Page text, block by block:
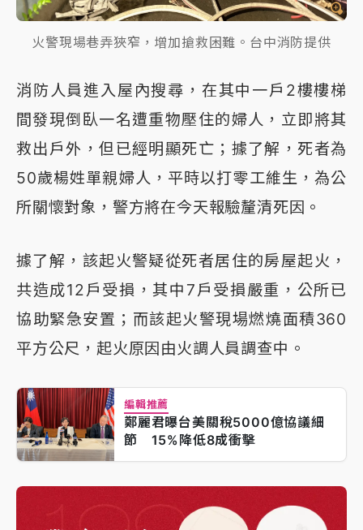
火警現場巷弄狹窄，增加搶救困難。台中消防提供
消防人員進入屋內搜尋，在其中一戶2樓樓梯
間發現倒臥一名遭重物壓住的婦人，立即將其
救出戶外，但已經明顯死亡；據了解，死者為
50歲楊姓單親婦人，平時以打零工維生，為公
所關懷對象，警方將在今天報驗釐清死因。
據了解，該起火警疑從死者居住的房屋起火，
共造成12戶受損，其中7戶受損嚴重，公所已
協助緊急安置；而該起火警現場燃燒面積360
平方公尺，起火原因由火調人員調查中。
編輯推薦
鄭麗君曝台美關稅5000億協議細
節 15%降低8成衝擊